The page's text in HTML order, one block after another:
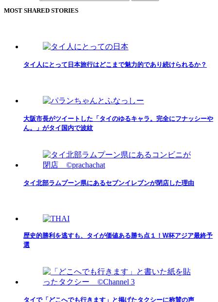
MOST SHARED STORIES
タイ人にとって日本旅行はどこまで魅力的であり続けられるか？
大阪市長がツイートした「タイのゆるキャラ。完全にフナッシーや
ん。」がタイ国内で波紋
タイ北部ラムプーン県にあるセブンイレブンが閉店した理由
歴史的勝利を逃すも、タイが価値ある勝ち点１！W杯アジア最終予
選
タイで「どこへでも行きます」と掲げたタクシーに称賛の声